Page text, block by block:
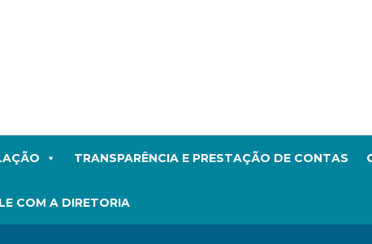
TRANSPARÊNCIA E PRESTAÇÃO DE CONTAS
COM A DIRETORIA